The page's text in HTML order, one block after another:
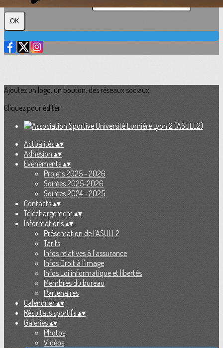
OK
Ajoutez un logo, un bouton, des réseaux sociaux
Cliquez pour éditer
Actualités▴▾
Adhésion ▴▾
Evènements▴▾
Projets 2025 - 2026
Soirées 2025-2026
Soirées 2024 - 2025
Contacts▴▾
Téléchargement▴▾
Informations▴▾
Présentation de l'ASULL2
Tarifs
Infos relatives à l'assurance
Infos Droit à l'image
Infos Loi informatique et libertés
Membres du bureau
Partenaires
Calendrier▴▾
Résultats sportifs▴▾
Galeries▴▾
Photos
Vidéos